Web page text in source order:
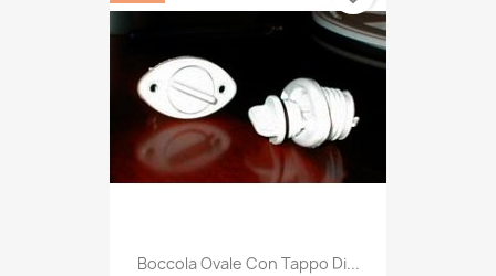
Boccola Ovale Con Tappo Di...